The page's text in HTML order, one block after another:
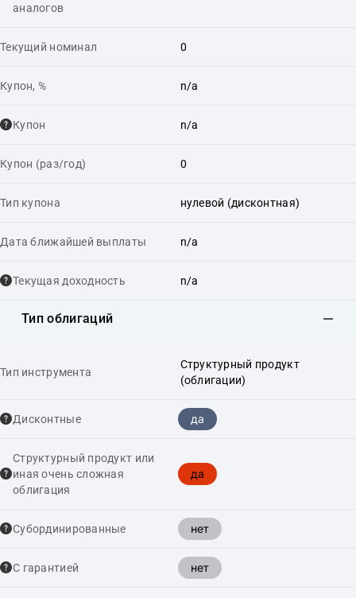
аналогов
Текущий номинал 0
Купон, % n/a
Купон n/a
Купон (раз/год) 0
Тип купона нулевой (дисконтная)
Дата ближайшей выплаты n/a
Текущая доходность n/a
Тип облигаций
Тип инструмента
Структурный продукт
(облигации)
Дисконтные да
Структурный продукт или
иная очень сложная
облигация
да
Cубординированные нет
С гарантией нет